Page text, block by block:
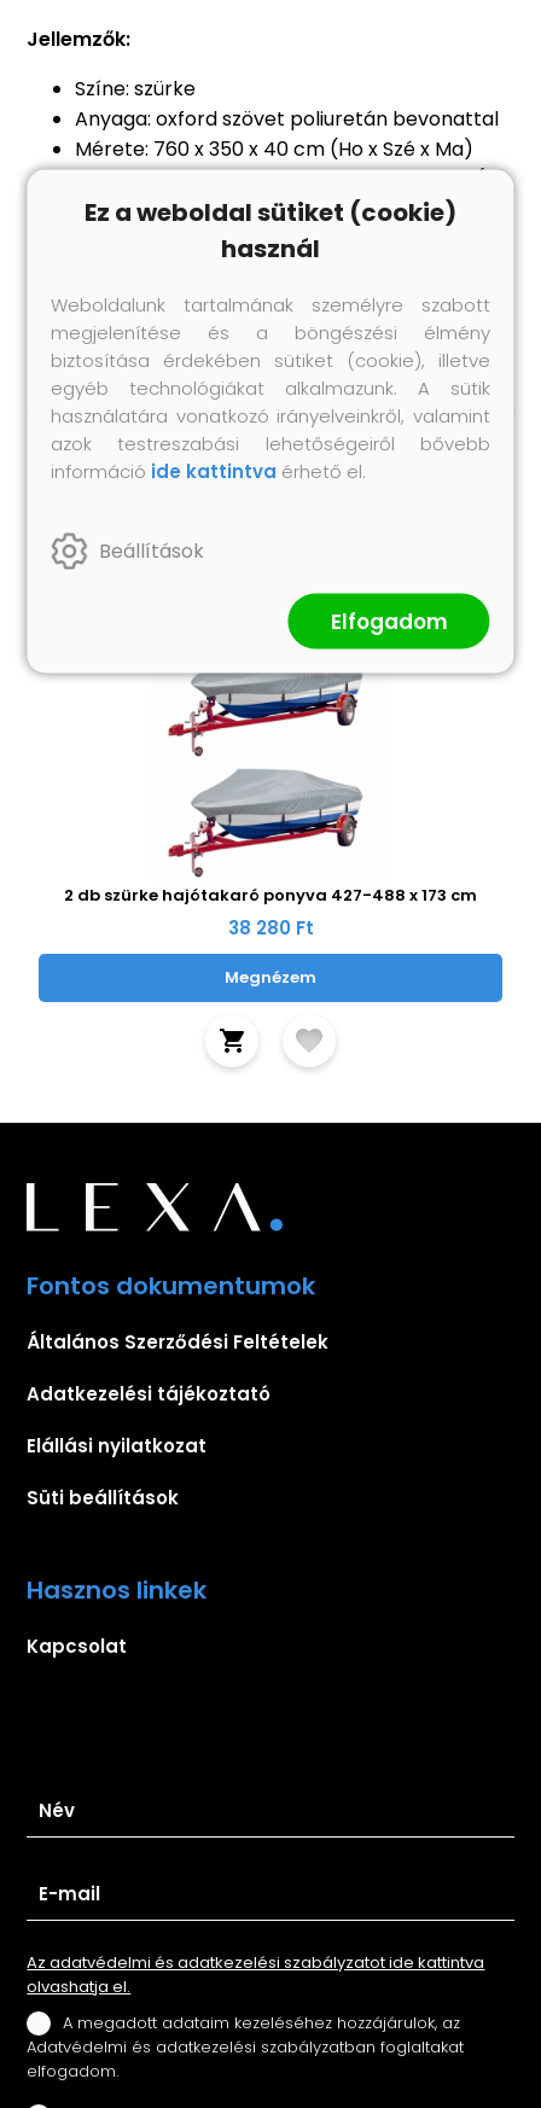
Jellemzők:
Színe: szürke
Anyaga: oxford szövet poliuretán bevonattal
Mérete: 760 x 350 x 40 cm (Ho x Szé x Ma)
Megfelelő hajóméretek: 710 x 380 x 40 cm (Ho
x Szé x Ma)
4 csatos hevederrel
1 db csónakhuzat
1 db tárolótáska
Hasonló termékek
2 db szürke hajótakaró ponyva 427-488 x 173 cm
38 280 Ft
Megnézem
Fontos dokumentumok
Általános Szerződési Feltételek
Adatkezelési tájékoztató
Elállási nyilatkozat
Süti beállítások
Hasznos linkek
Kapcsolat
Az adatvédelmi és adatkezelési szabályzatot ide kattintva
olvashatja el.
A megadott adataim kezeléséhez hozzájárulok, az
Adatvédelmi és adatkezelési szabályzatban foglaltakat
elfogadom.
Ez a weboldal sütiket (cookie)
használ
Weboldalunk tartalmának személyre szabott
megjelenítése és a böngészési élmény
biztosítása érdekében sütiket (cookie), illetve
egyéb technológiákat alkalmazunk. A sütik
használatára vonatkozó irányelveinkről, valamint
azok testreszabási lehetőségeiről bővebb
információ ide kattintva érhető el.
Beállítások
Elfogadom